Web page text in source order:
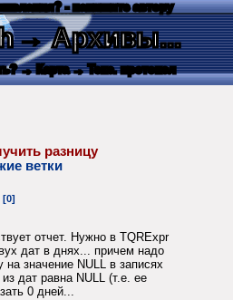
- напишите автору
→ Архивы...
→ Карта → Текс. протокол
разницу
ветки
[0]
отчет. Нужно в TQRExpr
дат в днях... причем надо
на значение NULL в записях
дат равна NULL (т.е. ее
0 дней...